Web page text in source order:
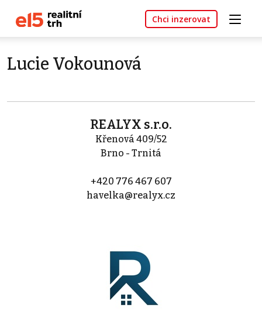
Chci inzerovat
Lucie Vokounová
REALYX s.r.o.
Křenová 409/52
Brno - Trnitá
+420 776 467 607
havelka@realyx.cz